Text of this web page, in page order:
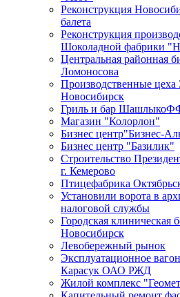
Реконструкция
балета
Реконструкция
Шоколадной фабрики
Центральная районная
Ломоносова
Производственные цеха
Новосибирск
Гриль и бар
Магазин "Колорлон"
Бизнес центр"Бизнес-
Бизнес центр "Базилик"
Строительство
г. Кемерово
Птицефабрика
Установили ворота в
налоговой службы
Городская клиническая
Новосибирск
Левобережный рынок
Эксплуатационное
Карасук ОАО РЖД
Жилой комплекс